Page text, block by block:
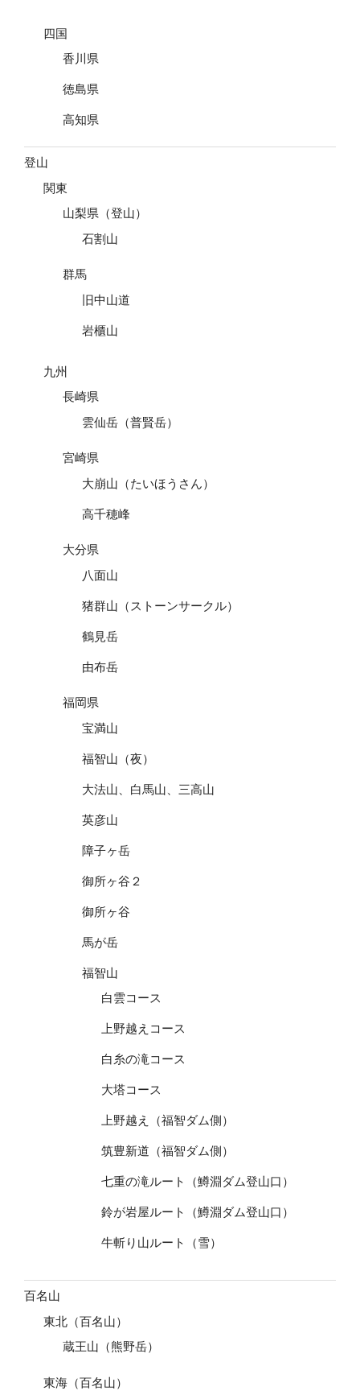
四国
香川県
徳島県
高知県
登山
関東
山梨県（登山）
石割山
群馬
旧中山道
岩櫃山
九州
長崎県
雲仙岳（普賢岳）
宮崎県
大崩山（たいほうさん）
高千穂峰
大分県
八面山
猪群山（ストーンサークル）
鶴見岳
由布岳
福岡県
宝満山
福智山（夜）
大法山、白馬山、三高山
英彦山
障子ヶ岳
御所ヶ谷２
御所ヶ谷
馬が岳
福智山
白雲コース
上野越えコース
白糸の滝コース
大塔コース
上野越え（福智ダム側）
筑豊新道（福智ダム側）
七重の滝ルート（鱒淵ダム登山口）
鈴が岩屋ルート（鱒淵ダム登山口）
牛斬り山ルート（雪）
百名山
東北（百名山）
蔵王山（熊野岳）
東海（百名山）